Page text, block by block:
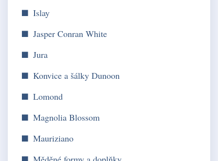
Islay
Jasper Conran White
Jura
Konvice a šálky Dunoon
Lomond
Magnolia Blossom
Mauriziano